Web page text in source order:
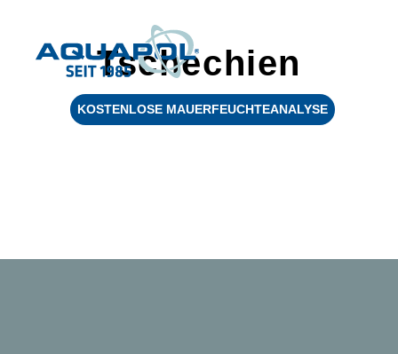
KOSTENLOSE MAUERFEUCHTEANALYSE
Tschechien